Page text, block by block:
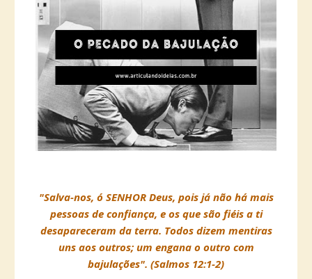
"Salva-nos, ó SENHOR Deus, pois já não há mais
pessoas de confiança, e os que são fiéis a ti
desapareceram da terra. Todos dizem mentiras
uns aos outros; um engana o outro com
bajulações". (Salmos 12:1-2)